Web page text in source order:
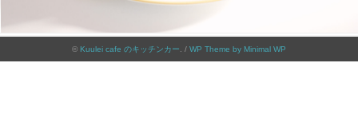
© Kuulei cafe のキッチンカー. / WP Theme by Minimal WP